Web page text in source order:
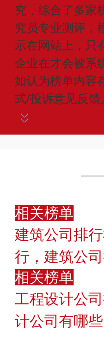
究，综合了多家
究员专业测评，
示在网站上，只
企业在才会被系
如认为榜单内容
式/投诉意见反
相关榜单
建筑公司排
行，建筑公
相关榜单
工程设计公
计公司有哪些